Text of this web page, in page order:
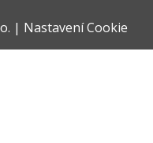
| Nastavení Cookie